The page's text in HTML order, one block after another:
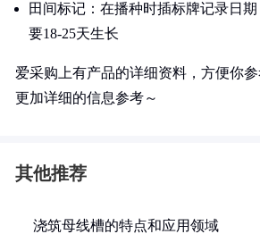
田间标记：在播种时插标牌记录日
要18-25天生长
爱采购上有产品的详细资料，方便你
更加详细的信息参考～
其他推荐
浇筑母线槽的特点和应用领域